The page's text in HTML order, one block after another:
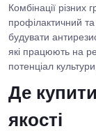
Комбінації
профілактичний
будувати
які працюють на
потенціал
Де
якості